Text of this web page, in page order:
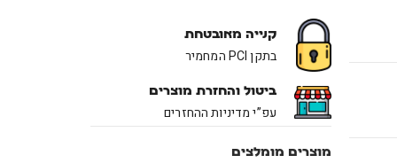
קנייה מאובטחת
בתקן PCI המחמיר
ביטול והחזרת מוצרים
עפ”י מדיניות ההחזרים
מוצרים מומלצים